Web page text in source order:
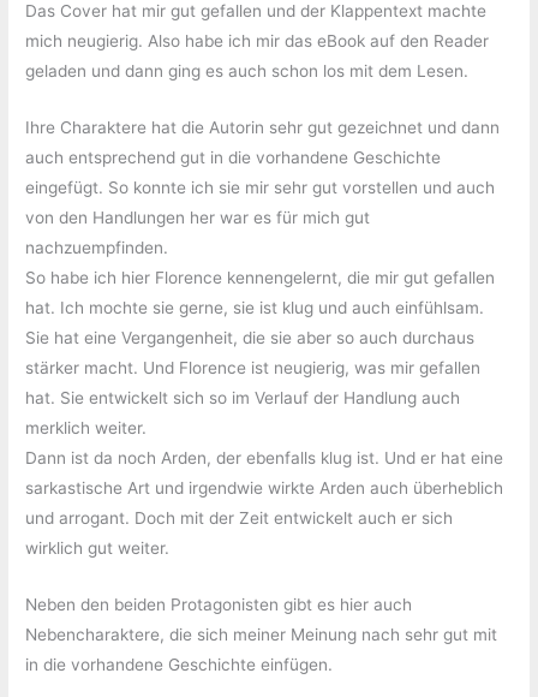
Das Cover hat mir gut gefallen und der Klappentext machte
mich neugierig. Also habe ich mir das eBook auf den Reader
geladen und dann ging es auch schon los mit dem Lesen.
Ihre Charaktere hat die Autorin sehr gut gezeichnet und dann
auch entsprechend gut in die vorhandene Geschichte
eingefügt. So konnte ich sie mir sehr gut vorstellen und auch
von den Handlungen her war es für mich gut
nachzuempfinden.
So habe ich hier Florence kennengelernt, die mir gut gefallen
hat. Ich mochte sie gerne, sie ist klug und auch einfühlsam.
Sie hat eine Vergangenheit, die sie aber so auch durchaus
stärker macht. Und Florence ist neugierig, was mir gefallen
hat. Sie entwickelt sich so im Verlauf der Handlung auch
merklich weiter.
Dann ist da noch Arden, der ebenfalls klug ist. Und er hat eine
sarkastische Art und irgendwie wirkte Arden auch überheblich
und arrogant. Doch mit der Zeit entwickelt auch er sich
wirklich gut weiter.
Neben den beiden Protagonisten gibt es hier auch
Nebencharaktere, die sich meiner Meinung nach sehr gut mit
in die vorhandene Geschichte einfügen.